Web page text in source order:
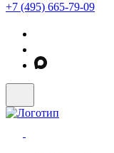
+7 (495) 665-79-09